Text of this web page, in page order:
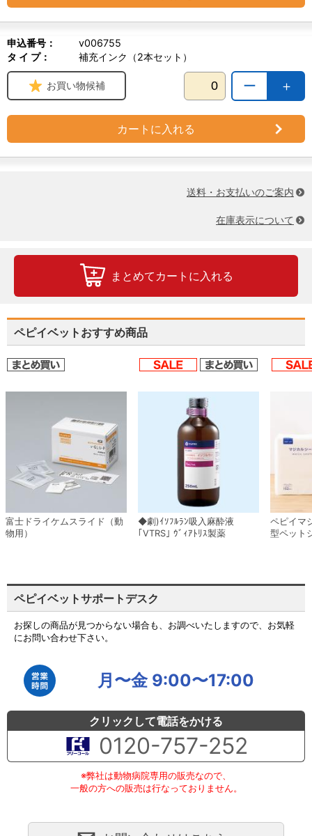
申込番号：
v006755
タ イ プ：
補充インク（2本セット）
＋
ー
お買い物候補
カートに入れる
送料・お支払いのご案内
在庫表示について
まとめてカートに入れる
ペピイベットおすすめ商品
富士ドライケムスライド（動
物用）
◆劇)ｲｿﾌﾙﾗﾝ吸入麻酔液
｢VTRS｣ ｳﾞｨｱﾄﾘｽ製薬
ペピイマ
型ペット
ペピイベットサポートデスク
お探しの商品が見つからない場合も、お調べいたしますので、お気軽
にお問い合わせ下さい。
月〜金 9:00〜17:00
クリックして電話をかける
0120-757-252
※弊社は動物病院専用の販売なので、
一般の方への販売は行なっておりません。